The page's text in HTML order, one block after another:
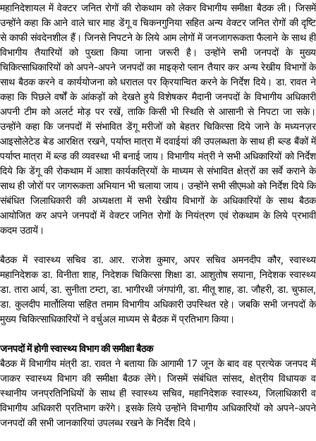
महानिदेशायल में वेक्टर जनित रोगों की रोकथाम को लेकर विभागीय समीक्षा बैठक ली। जिसमें
उन्होंने कहा कि आने वाले चार माह डेंगू व चिकनगुनिया सहित अन्य वेक्टर जनित रोगों की दृष्टि
से काफी संवदेनशील हैं। जिनसे निपटने के लिये आम लोगों में जनजागरूकता फैलाने के साथ ही
विभागीय तैयारियों को पुख्ता किया जाना जरूरी है। उन्होंने सभी जनपदों के मुख्य
चिकित्साधिकारियों को अपने-अपने जनपदों का माइक्रो प्लान तैयार कर अन्य रेखीय विभागों के
साथ बैठक करने व कार्ययोजना को धरातल पर क्रियान्वित करने के निर्देश दिये। डा. रावत ने
कहा कि पिछले वर्षों के आंकड़ों को देखते हुये विशेषकर मैदानी जनपदों के विभागीय अधिकारी
अपनी टीम को अलर्ट मोड़ पर रखें, ताकि किसी भी स्थिति से आसानी से निपटा जा सके।
उन्होंने कहा कि जनपदों में संभावित डेंगू मरीजों को बेहतर चिकित्सा दिये जाने के मध्यनज़र
आइसोलेटेड बेड आरक्षित रखने, पर्याप्त मात्रा में दवाईयां की उपलब्धता के साथ ही ब्ल्ड बैंकों में
पर्याप्त मात्रा में ब्ल्ड की व्यवस्था भी बनाई जाय। विभागीय मंत्री ने सभी अधिकारियों को निर्देश
दिये कि डेंगू की रोकथाम में आशा कार्यकत्रियों के माध्यम से संभावित क्षेत्रों का सर्वे कराने के
साथ ही जोरों पर जागरूकता अभियान भी चलाया जाय। उन्होंने सभी सीएमओ को निर्देश दिये कि
संबंधित जिलाधिकारी की अध्यक्षता में सभी रेखीय विभागों के अधिकारियों के साथ बैठक
आयोजित कर अपने जनपदों में वेक्टर जनित रोगों के नियंत्रण एवं रोकथाम के लिये प्रभावी
कदम उठायें।
बैठक में स्वास्थ्य सचिव डा. आर. राजेश कुमार, अपर सचिव अमनदीप कौर, स्वास्थ्य
महानिदेशक डा. विनीता शाह, निदेशक चिकित्सा शिक्षा डा. आशुतोष सयाना, निदेशक स्वास्थ्य
डा. तारा आर्य, डा. सुनीता टम्टा, डा. भागीरथी जंगपांगी, डा. मीतू शाह, डा. जौहरी, डा. चुफाल,
डा. कुलदीप मार्तोलिया सहित तमाम विभागीय अधिकारी उपस्थित रहे। जबकि सभी जनपदों के
मुख्य चिकित्साधिकारियों ने वर्चुअल माध्यम से बैठक में प्रतिभाग किया।
जनपदों में होगी स्वास्थ्य विभाग की समीक्षा बैठक
बैठक में विभागीय मंत्री डा. रावत ने बताया कि आगामी 17 जून के बाद वह प्रत्येक जनपद में
जाकर स्वास्थ्य विभाग की समीक्षा बैठक लेंगे। जिसमें संबंधित सांसद, क्षेत्रीय विधायक व
स्थानीय जनप्रतिनिधियों के साथ ही स्वास्थ्य सचिव, महानिदेशक स्वास्थ्य, जिलाधिकारी व
विभागीय अधिकारी प्रतिभाग करेंगे। इसके लिये उन्होंने विभागीय अधिकारियों को अपने-अपने
जनपदों की सभी जानकारियां उपलब्ध रखने के निर्देश दिये।